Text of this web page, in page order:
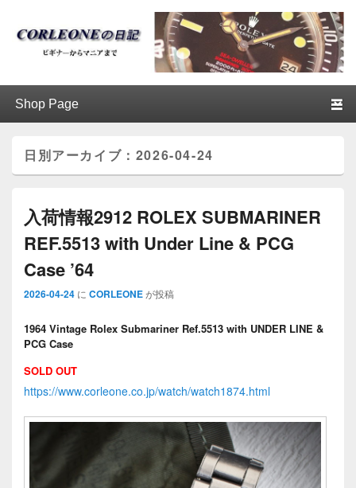
ブログ / アンティークロレックス
│CORLEONE
日別アーカイブ： 2026-04-24
入荷情報2912 ROLEX SUBMARINER
REF.5513 with Under Line & PCG
Case ’64
2026-04-24 に CORLEONEが投稿
1964 Vintage Rolex Submariner Ref.5513 with UNDER LINE &
PCG Case
SOLD OUT
https://www.corleone.co.jp/watch/watch1874.html